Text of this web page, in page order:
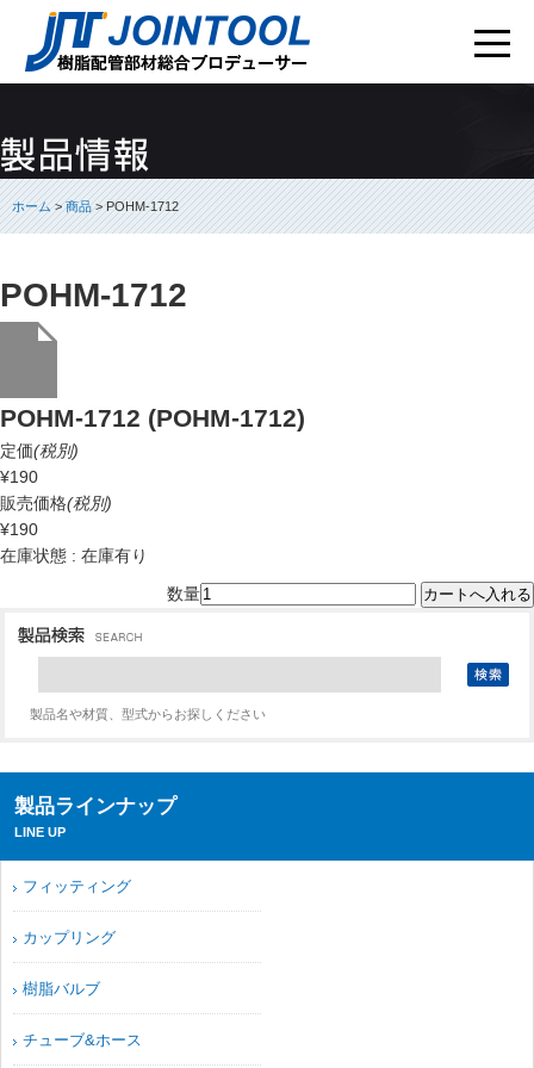
ホーム>商品> POHM-1712
POHM-1712
POHM-1712 (POHM-1712)
定価(税別)
¥190
販売価格(税別)
¥190
在庫状態 : 在庫有り
数量
製品名や材質、型式からお探しください
製品ラインナップ
LINE UP
フィッティング
カップリング
樹脂バルブ
チューブ&ホース